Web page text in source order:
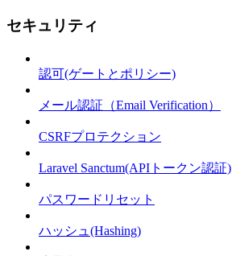
セキュリティ
認可(ゲートとポリシー)
メール認証（Email Verification）
CSRFプロテクション
Laravel Sanctum(APIトークン認証)
パスワードリセット
ハッシュ(Hashing)